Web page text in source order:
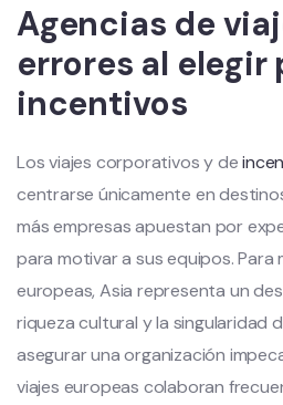
Agencias de
errores al elegir
incentivos
Los viajes corporativos y de
centrarse únicamente en
más empresas apuestan por
para motivar a sus equipos. Para
europeas, Asia representa un
riqueza cultural y la singularidad
asegurar una organización
viajes europeas colaboran